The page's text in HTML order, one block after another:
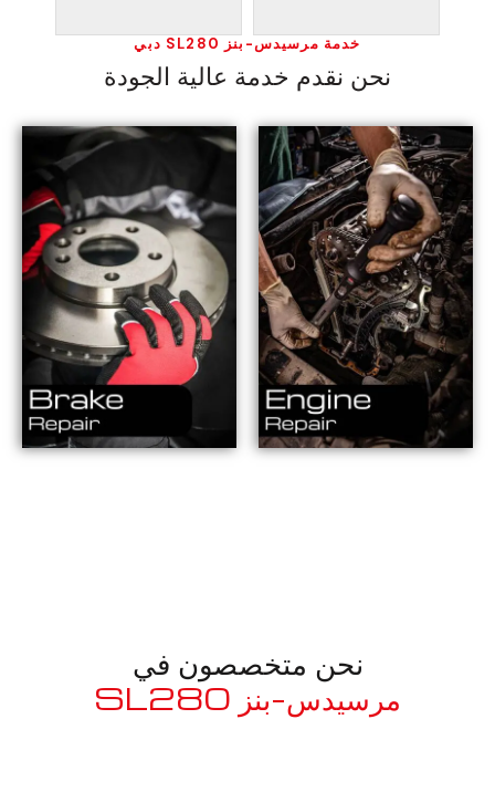
خدمة مرسيدس-بنز SL280 دبي
نحن نقدم خدمة عالية الجودة
نحن متخصصون في
مرسيدس-بنز SL280